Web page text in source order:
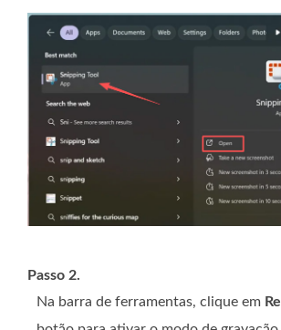
Passo 2.
Na barra de ferramentas, clique em